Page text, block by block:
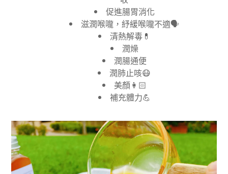
促進腸胃消化
滋潤喉嚨，紓緩喉嚨不適🗣
清熱解毒💊
潤燥
潤腸通便
潤肺止咳😷
美顏👩🏻
補充體力💪